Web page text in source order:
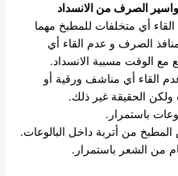
الصرف من الانسداد
أي متخلفات للمطبخ مهما
الصرف و عدم القاء أي
مع الوقت مسببة الانسداد.
القاء أي مناشف ورقية أو
ولكن الحقيقة غير ذلك.
باستمرار.
من أتربة داخل البالوعات.
من الشعر باستمرار.